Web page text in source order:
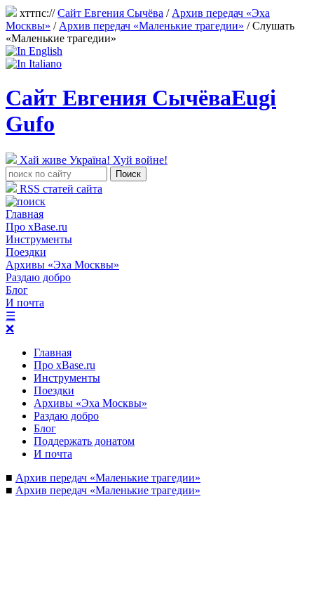
хттпс://Сайт Евгения Сычёва / Архив передач «Эха
Москвы» / Архив передач «Маленькие трагедии» /Слушать
«Маленькие трагедии»
Сайт Евгения СычёваEugi
Gufo
Хай живе Україна! Хуй войне!
RSS статей сайта
Главная
Про xBase.ru
Инструменты
Поездки
Архивы «Эха Москвы»
Раздаю добро
Блог
И почта
☰
❌
Главная
Про xBase.ru
Инструменты
Поездки
Архивы «Эха Москвы»
Раздаю добро
Блог
Поддержать донатом
И почта
■ Архив передач «Маленькие трагедии»
■ Архив передач «Маленькие трагедии»